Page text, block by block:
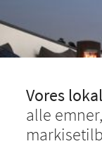
Vores
alle